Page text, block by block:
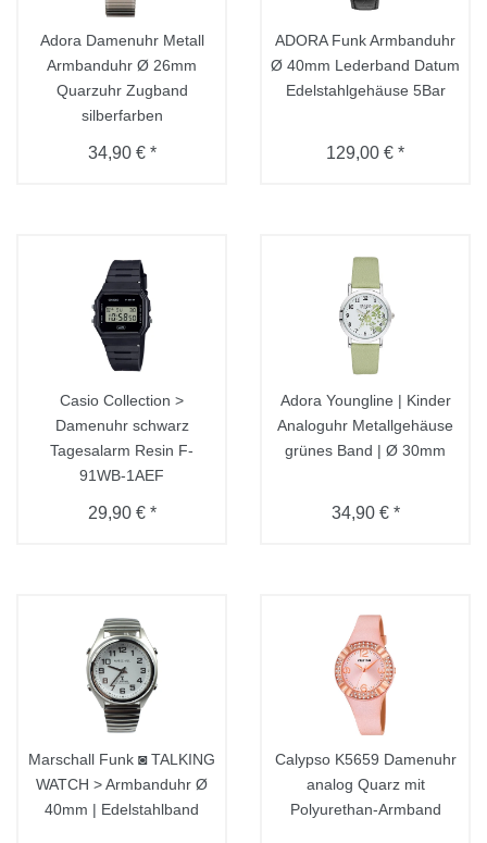
Adora Damenuhr Metall
Armbanduhr Ø 26mm
Quarzuhr Zugband
silberfarben
34,90 € *
ADORA Funk Armbanduhr
Ø 40mm Lederband Datum
Edelstahlgehäuse 5Bar
129,00 € *
Casio Collection >
Damenuhr schwarz
Tagesalarm Resin F-
91WB-1AEF
29,90 € *
Adora Youngline | Kinder
Analoguhr Metallgehäuse
grünes Band | Ø 30mm
34,90 € *
Marschall Funk ◙ TALKING
WATCH > Armbanduhr Ø
40mm | Edelstahlband
Calypso K5659 Damenuhr
analog Quarz mit
Polyurethan-Armband